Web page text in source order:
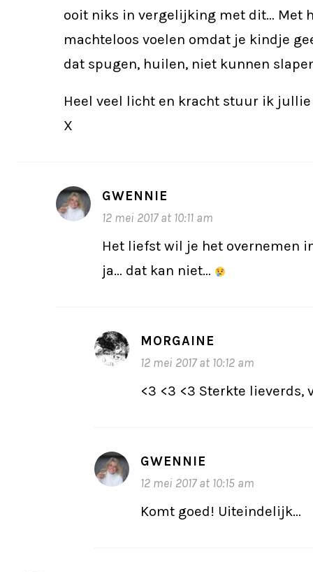
ooit niks in vergelijking met dit… Met
machteloos voelen omdat je kindje
dat spugen, huilen, niet kunnen
Heel veel licht en kracht stuur ik
X
GWENNIE
12 mei 2017 at 10:11 am
Het liefst wil je het overnemen
ja… dat kan niet…
MORGAINE
12 mei 2017 at 10:12 am
<3 <3 <3 Sterkte lieverds,
GWENNIE
12 mei 2017 at 10:15 am
Komt goed! Uiteindelijk…